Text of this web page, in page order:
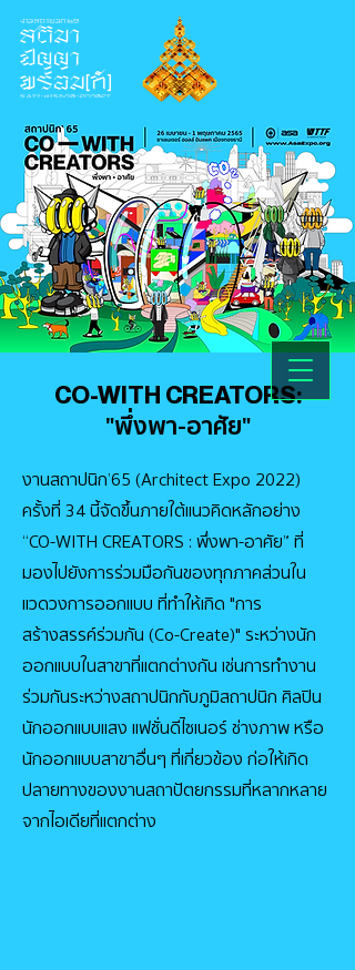
CO-WITH CREATORS:
"พึ่งพา-อาศัย"
งานสถาปนิก’65 (Architect Expo 2022)
ครั้งที่ 34 นี้จัดขึ้นภายใต้แนวคิดหลักอย่าง
“CO-WITH CREATORS : พึ่งพา-อาศัย” ที่
มองไปยังการร่วมมือกันของทุกภาคส่วนใน
แวดวงการออกแบบ ที่ทำให้เกิด "การ
สร้างสรรค์ร่วมกัน (Co-Create)" ระหว่างนัก
ออกแบบในสาขาที่แตกต่างกัน เช่นการทำงาน
ร่วมกันระหว่างสถาปนิกกับภูมิสถาปนิก ศิลปิน
นักออกแบบแสง แฟชั่นดีไซเนอร์ ช่างภาพ หรือ
นักออกแบบสาขาอื่นๆ ที่เกี่ยวข้อง ก่อให้เกิด
ปลายทางของงานสถาปัตยกรรมที่หลากหลาย
จากไอเดียที่แตกต่าง